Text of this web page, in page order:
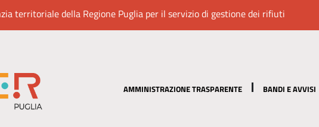
territoriale della Regione Puglia per il servizio di gestione dei rifiuti
AMMINISTRAZIONE TRASPARENTE BANDI E AVVISI